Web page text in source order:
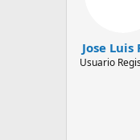
d
Jose Luis
Usuario